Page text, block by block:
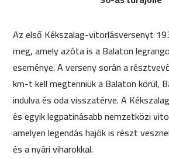
Az első Kékszalag-vitorlásversenyt
meg, amely azóta is a Balaton
eseménye. A verseny során a
km-t kell megtenniük a Balaton körül,
indulva és oda visszatérve. A
és egyik legpatinásabb nemzetközi
amelyen legendás hajók is részt
és a nyári viharokkal.